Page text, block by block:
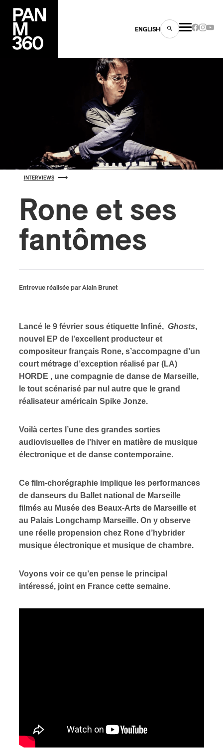
ENGLISH
INTERVIEWS
Rone et ses
fantômes
Entrevue réalisée par Alain Brunet
Lancé le 9 février sous étiquette Infiné, Ghosts,
nouvel EP de l’excellent producteur et
compositeur français Rone, s’accompagne d’un
court métrage d’exception réalisé par (LA)
HORDE , une compagnie de danse de Marseille,
le tout scénarisé par nul autre que le grand
réalisateur américain Spike Jonze.
Voilà certes l’une des grandes sorties
audiovisuelles de l’hiver en matière de musique
électronique et de danse contemporaine.
Ce film-chorégraphie implique les performances
de danseurs du Ballet national de Marseille
filmés au Musée des Beaux-Arts de Marseille et
au Palais Longchamp Marseille. On y observe
une réelle propension chez Rone d’hybrider
musique électronique et musique de chambre.
Voyons voir ce qu’en pense le principal
intéressé, joint en France cette semaine.